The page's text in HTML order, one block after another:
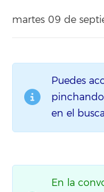
martes 09 de
Puedes
en el
En la